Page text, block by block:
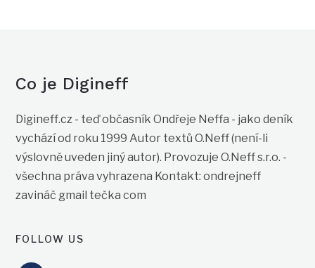
Co je Digineff
Digineff.cz - teď občasník Ondřeje Neffa - jako deník
vychází od roku 1999 Autor textů O.Neff (není-li
výslovně uveden jiný autor). Provozuje O.Neff s.r.o. -
všechna práva vyhrazena Kontakt: ondrejneff
zavináč gmail tečka com
FOLLOW US